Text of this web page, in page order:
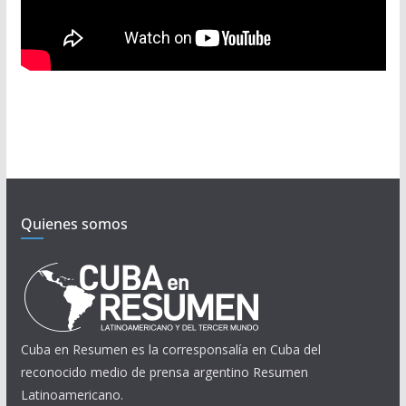
Quienes somos
Cuba en Resumen es la corresponsalía en Cuba del
reconocido medio de prensa argentino Resumen
Latinoamericano.